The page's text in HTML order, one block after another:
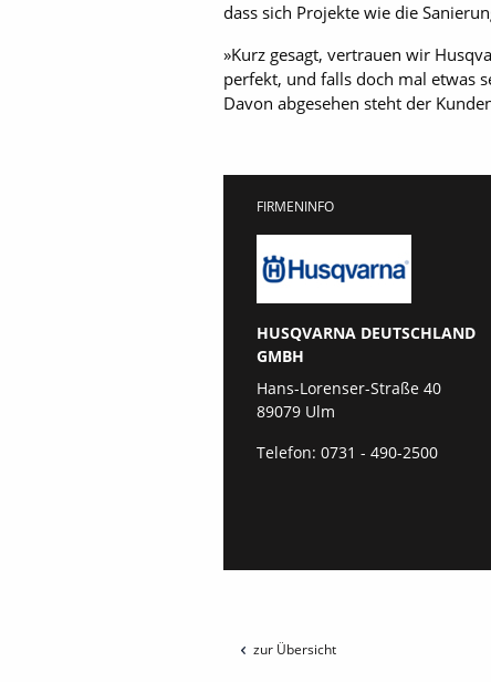
dass sich Projekte wie die
»Kurz gesagt, vertrauen wir
perfekt, und falls doch mal etwas
Davon abgesehen steht der
FIRMENINFO
HUSQVARNA DEUTSCHLAND
GMBH
Hans-Lorenser-Straße 40
89079 Ulm
Telefon: 0731 - 490-2500
zur Übersicht